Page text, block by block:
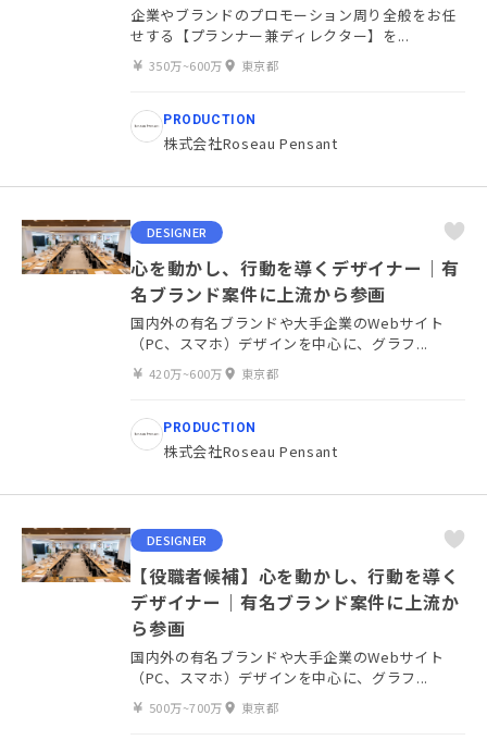
企業やブランドのプロモーション周り全般をお任
せする【プランナー兼ディレクター】を...
350万~600万 東京都
PRODUCTION
株式会社Roseau Pensant
DESIGNER
心を動かし、行動を導くデザイナー｜有
名ブランド案件に上流から参画
国内外の有名ブランドや大手企業のWebサイト
（PC、スマホ）デザインを中心に、グラフ...
420万~600万 東京都
PRODUCTION
株式会社Roseau Pensant
DESIGNER
【役職者候補】心を動かし、行動を導く
デザイナー｜有名ブランド案件に上流か
ら参画
国内外の有名ブランドや大手企業のWebサイト
（PC、スマホ）デザインを中心に、グラフ...
500万~700万 東京都